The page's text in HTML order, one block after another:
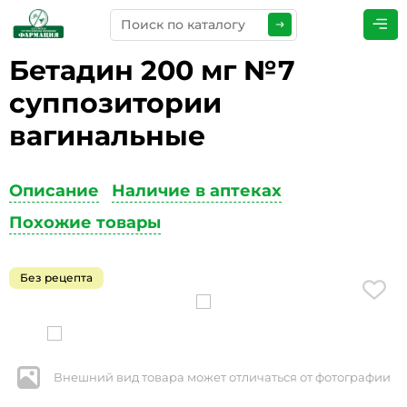
Бетадин 200 мг №7
суппозитории
вагинальные
Описание
Наличие в аптеках
Похожие товары
Без рецепта
Внешний вид товара может отличаться от фотографии
ПРЕДСТАВЬТЕСЬ*